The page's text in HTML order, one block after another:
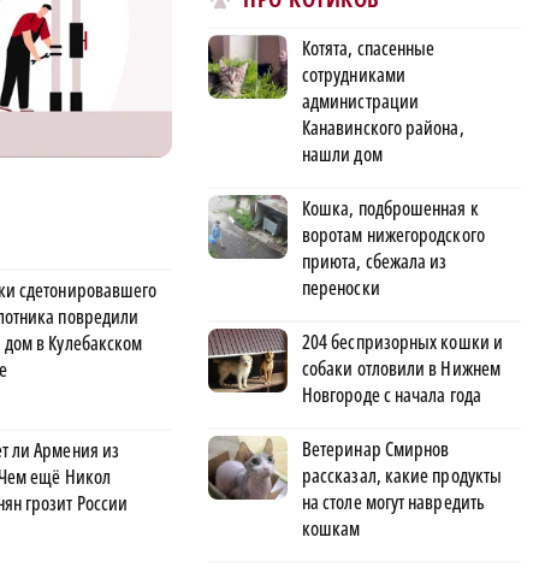
сдетонировавшего
повредили
в Кулебакском
ли Армения из
ещё Никол
грозит России
Котята, спасенные
сотрудниками
администрации
Канавинского района,
нашли дом
Кошка, подброшенная к
воротам нижегородского
приюта, сбежала из
переноски
204 беспризорных кошки и
собаки отловили в Нижнем
Новгороде с начала года
Ветеринар Смирнов
рассказал, какие продукты
на столе могут навредить
кошкам